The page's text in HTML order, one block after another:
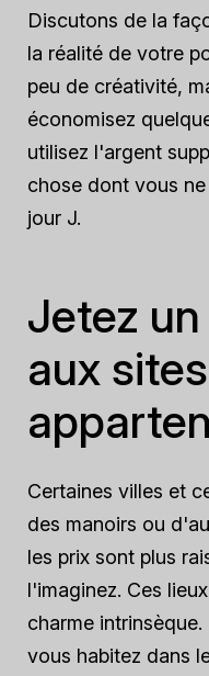
Discutons de la
la réalité de votre
peu de créativité,
économisez
utilisez l'argent
chose dont vous
jour J.
Jetez
aux sites
Certaines villes et
des manoirs ou
les prix sont plus
l'imaginez. Ces
charme
vous habitez dans